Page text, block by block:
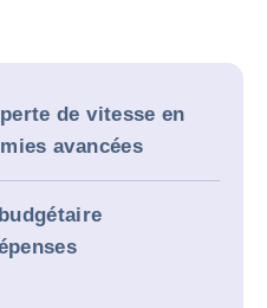
de vitesse en
avancées